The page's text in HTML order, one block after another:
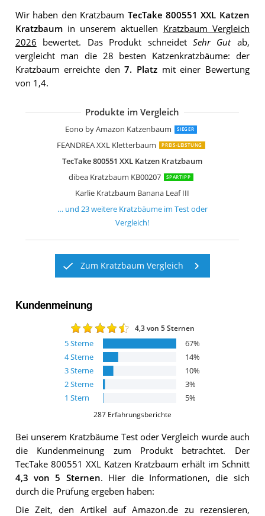
Wir haben den Kratzbaum TecTake 800551 XXL Katzen
Kratzbaumin unserem aktuellen Kratzbaum Vergleich
2026 bewertet. Das Produkt schneidet Sehr Gutab,
vergleicht man die 28 besten Katzenkratzbäume: der
Kratzbaum erreichte den7. Platz mit einer Bewertung
von 1,4.
Produkte im Vergleich
Eono by Amazon Katzenbaum SIEGER
FEANDREA XXL Kletterbaum PREIS-LEISTUNG
TecTake 800551 XXL Katzen Kratzbaum
dibea Kratzbaum KB00207
SPARTIPP
Karlie Kratzbaum Banana Leaf III
dibea KB00405 XXL Kratzbaum
FEANDREA KRATZBAUM FÜR
Kerbl 81500 Wandkratzbaum Dolomit
dibea KB00366 Kratzbaum
FEANDREA XXL Kratzbaum
Trixie 44541 Kratzbaum Baza
FEANDREA Kratzbaum mit Großer
Nobby Kratzbaum MOTEGA
Eono by Amazon Katzenbaum
Kerbl Kratzbaum Jade Pro
TecTake 800294 Katzen Kratzbaum
TecTake Kratzbaum mit XXL
TecTake Katzen Kratzbaum
Sam´s Pet Kratzbaum Buffy
dibea KB00503 Kratzbaum extra breit
TecTake Kratzbaum Mittelhoch mit
Kerbl 82529 Kratzbaum Safari
FEANDREA Kletterbaum PCT35G
Trixie Tarifa Kratzbaum
… und 23weitere Kratzbäumeim Test oder
Vergleich!
Zum Kratzbaum Vergleich
Kundenmeinung
4,3von 5 Sternen
5Sterne 67%
4Sterne 14%
3Sterne 10%
2Sterne 3%
1 Stern 5%
287 Erfahrungsberichte
Bei unserem Kratzbäume Test oder Vergleich wurde auch
die Kundenmeinung zum Produkt betrachtet.
Der
TecTake 800551 XXL Katzen Kratzbaum erhält im Schnitt
4,3 von 5 Sternen. Hier die Informationen, die sich
durch die Prüfung ergeben haben:
Die Zeit, den Artikel auf Amazon.de zu rezensieren,